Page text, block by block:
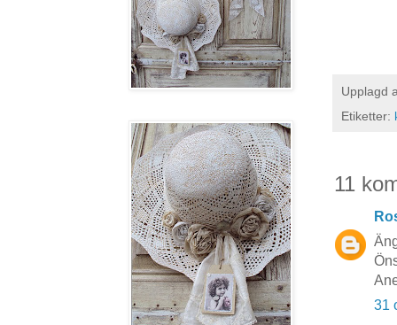
Upplagd
Etiketter:
11
31